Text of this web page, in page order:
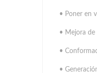
• Poner en
• Mejora de
•
•